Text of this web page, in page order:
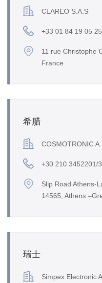
CLAREO S.A.S
+33 01 84 19 05 25
11 rue Christophe
France
希腊
COSMOTRONIC
+30 210 3452201/
Slip Road Athens-
14565, Athens
瑞士
Simpex Electronic